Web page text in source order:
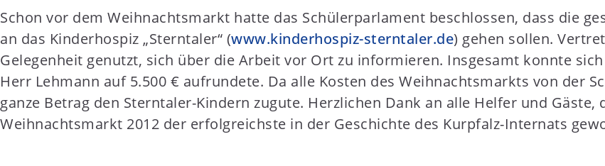
Schon vor dem Weihnachtsmarkt hatte das Schülerparlament beschlossen, dass die
an das Kinderhospiz „Sterntaler“ (www.kinderhospiz-sterntaler.de) gehen sollen.
Gelegenheit genutzt, sich über die Arbeit vor Ort zu informieren. Insgesamt konnte
Herr Lehmann auf 5.500 € aufrundete. Da alle Kosten des Weihnachtsmarkts von der
ganze Betrag den Sterntaler-Kindern zugute. Herzlichen Dank an alle Helfer und Gäste,
Weihnachtsmarkt 2012 der erfolgreichste in der Geschichte des Kurpfalz-Internats